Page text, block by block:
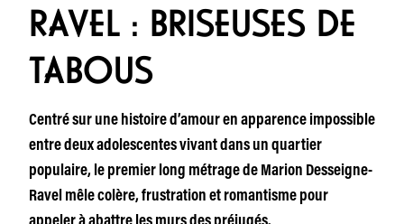
RAVEL : BRISEUSES DE
TABOUS
Centré sur une histoire d’amour en apparence impossible
entre deux adolescentes vivant dans un quartier
populaire, le premier long métrage de Marion Desseigne-
Ravel mêle colère, frustration et romantisme pour